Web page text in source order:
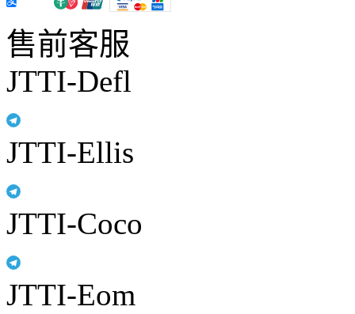
售前客服
JTTI-Defl
JTTI-Ellis
JTTI-Coco
JTTI-Eom